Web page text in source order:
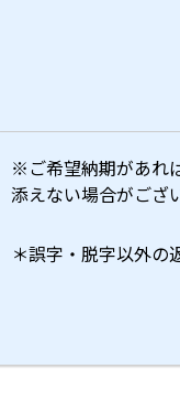
※ご希望納期があれ
添えない場合がござ
＊誤字・脱字以外の